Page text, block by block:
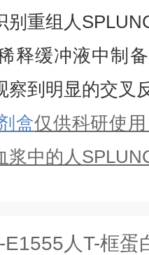
别重组 人
释缓冲液中制
察到明显的交叉
盒仅供科研使
浆中的 人
人T-框蛋白